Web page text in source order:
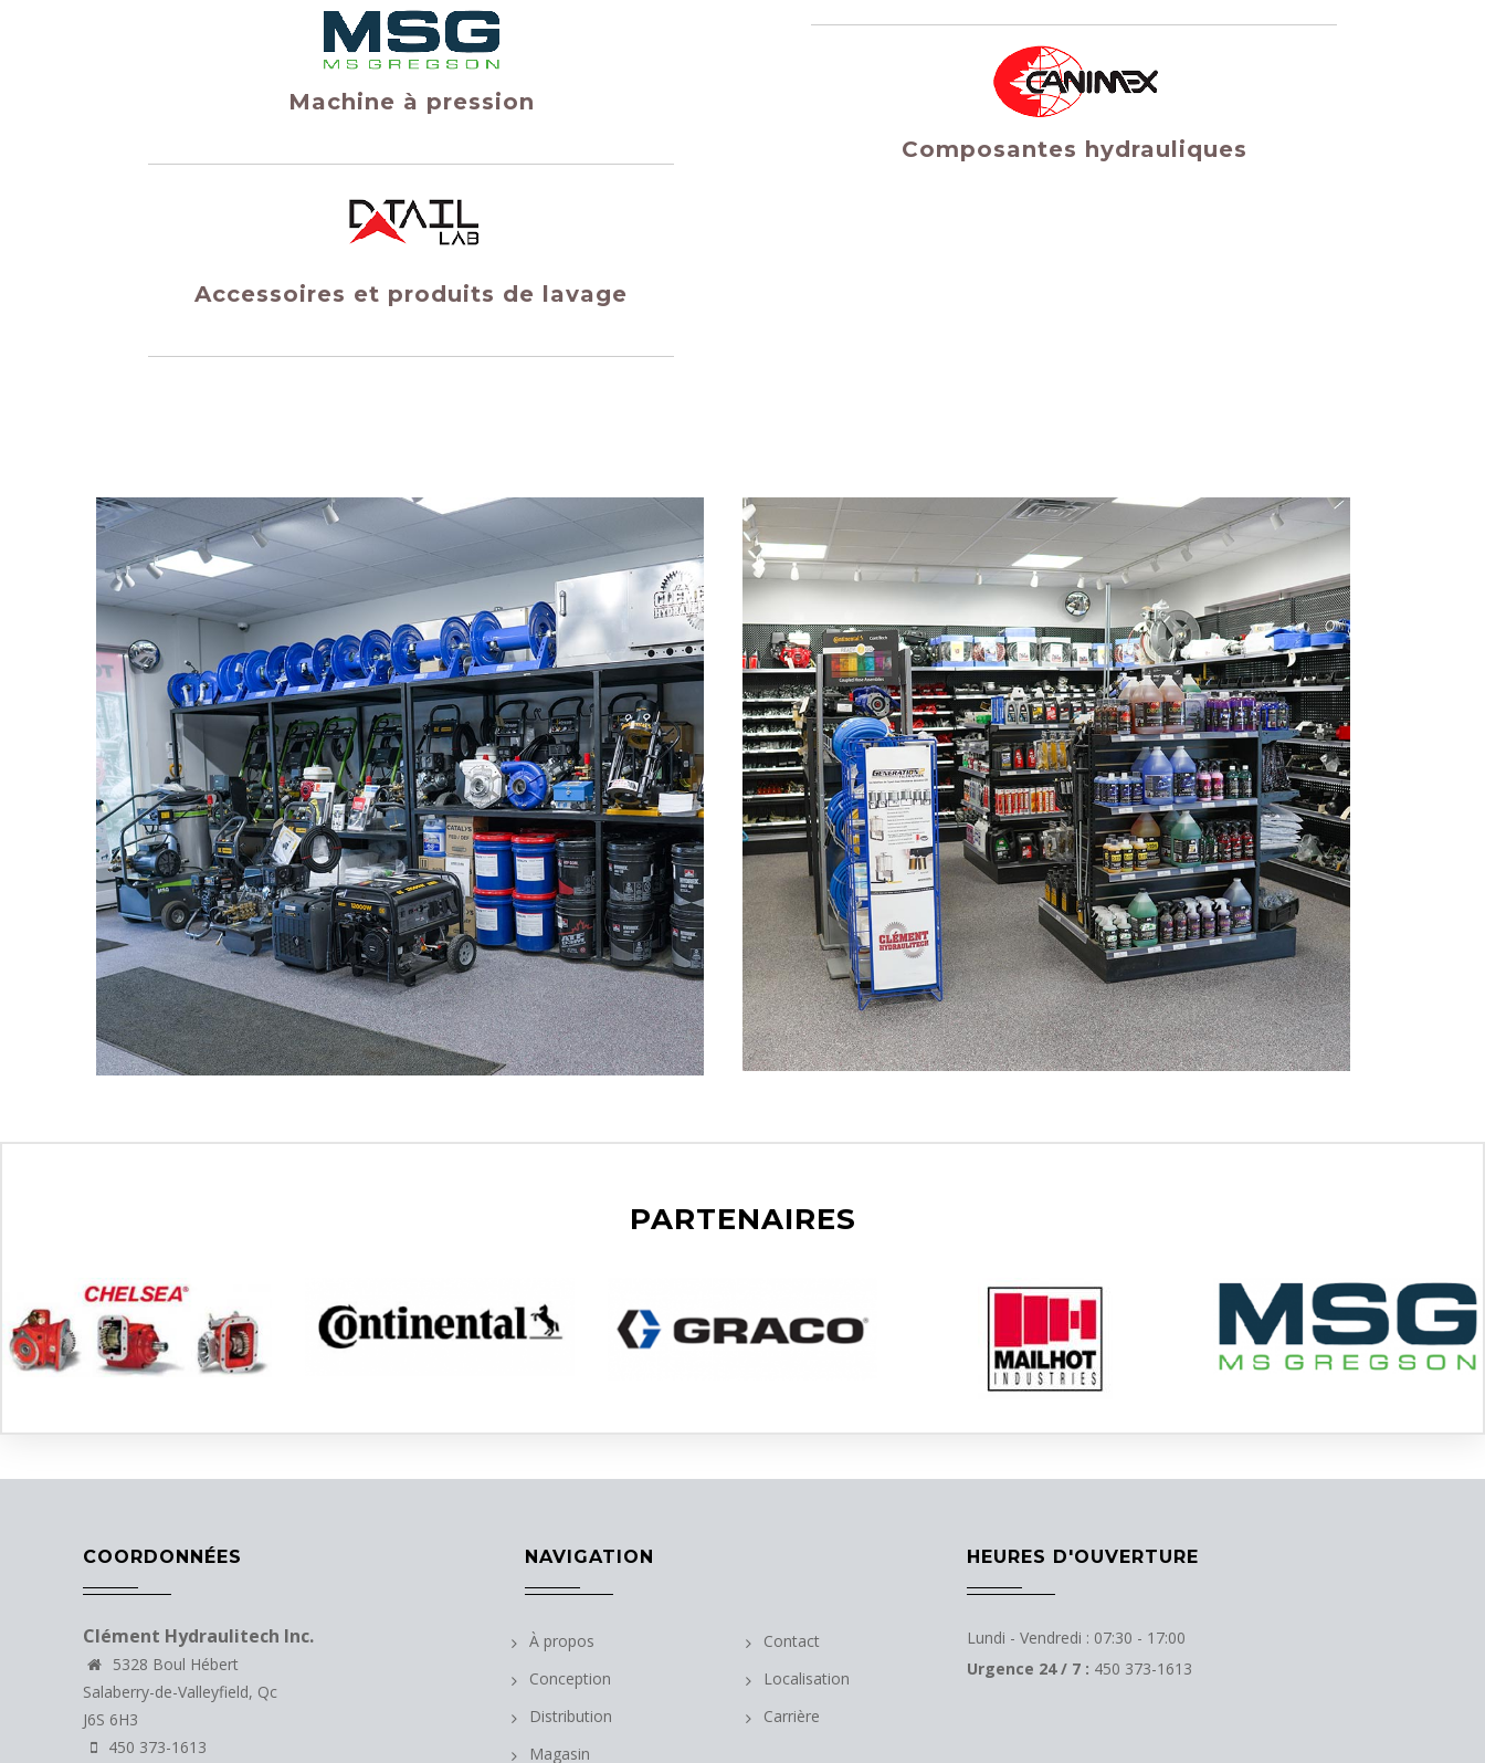
Machine à pression
Accessoires et produits de lavage
Composantes hydrauliques
PARTENAIRES
COORDONNÉES
Clément Hydraulitech Inc.
5328 Boul Hébert
Salaberry-de-Valleyfield, Qc
J6S 6H3
450 373-1613
NAVIGATION
À propos
Conception
Distribution
Magasin
Contact
Localisation
Carrière
HEURES D'OUVERTURE
Lundi - Vendredi : 07:30 - 17:00
Urgence 24 / 7 : 450 373-1613